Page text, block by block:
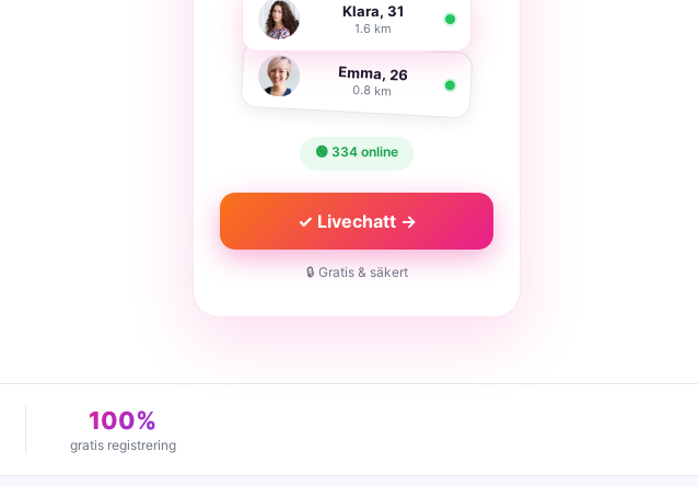
Klara, 31
1.6 km
Emma, 26
0.8 km
🟢 334 online
✓ Livechatt →
🔒 Gratis & säkert
100%
gratis registrering